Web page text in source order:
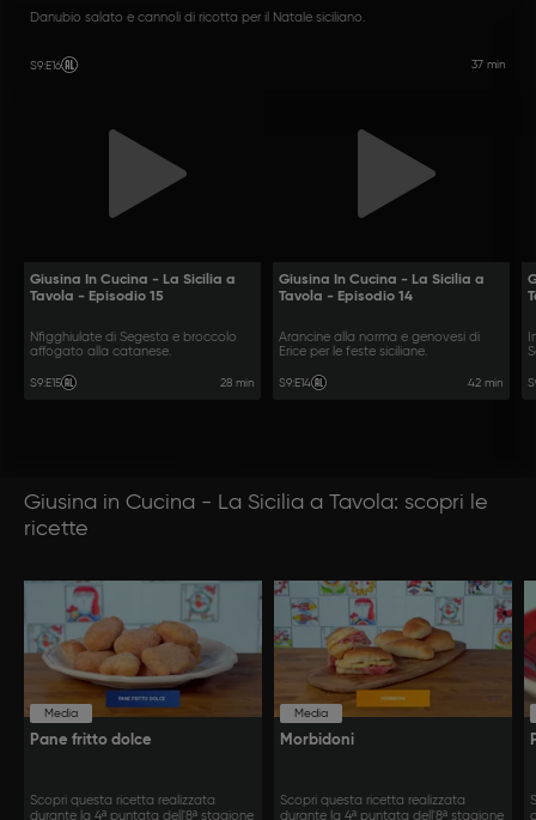
Danubio salato e cannoli di ricotta per il Natale siciliano.
S9:E16 37 min
Giusina In Cucina - La Sicilia a
Tavola - Episodio 15
Nfigghiulate di Segesta e broccolo
affogato alla catanese.
S9:E15 28 min
Giusina In Cucina - La Sicilia a
Tavola - Episodio 14
Arancine alla norma e genovesi di
Erice per le feste siciliane.
S9:E14 42 min
Giusina in Cucina - La Sicilia a Tavola: scopri le
ricette
Media
Pane fritto dolce
Scopri questa ricetta realizzata
durante la 4ª puntata dell'8ª stagione
Media
Morbidoni
Scopri questa ricetta realizzata
durante la 4ª puntata dell'8ª stagione